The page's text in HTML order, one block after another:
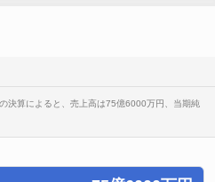
決算によると、売上高は75億6000万円、当期純